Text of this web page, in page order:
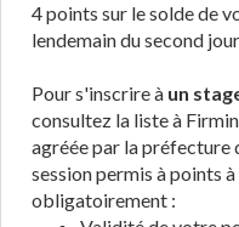
4 points sur le solde de
lendemain du second
Pour s'inscrire à un
consultez la liste à
agréée par la préfecture
session permis à points
obligatoirement :